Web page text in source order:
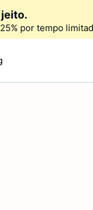
jeito.
por tempo